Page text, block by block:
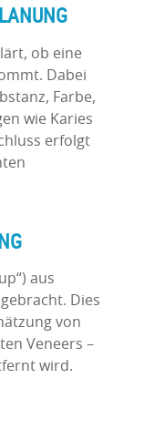
ob eine
Dabei
Farbe,
wie Karies
erfolgt
aus
Dies
von
Veneers –
wird.